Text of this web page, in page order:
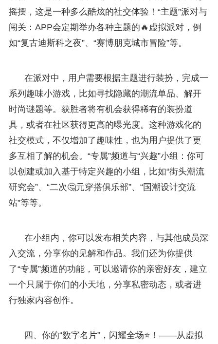
摇摆，这是一种多么酷炫的社交体验！“主题”派对与
闯关：APP会定期举办各种主题的🔥虚拟派对，例
如“复古迪斯科之夜”、“赛博朋克城市冒险”等。
在派对中，用户需要根据主题进行装扮，完成一
系列趣味小游戏，比如寻找隐藏的潮流单品、解开
时尚谜题等。获胜者将有机会获得稀有的装扮道
具，或者在社区获得更高的曝光度。这种游戏化的
社交模式，不仅增加了趣味性，也为用户提供了更
多互相了解的机会。“专属”频道与“兴趣”小组：你可
以创建或加入基于特定兴趣的小组，比如“街头潮流
研究会”、“二次🤔元穿搭俱乐部”、“国潮设计交流
站”等等。
在小组内，你可以发布相关内容，与其他成员深
入交流，分享你的见解和作品。我们还为你提供
了“专属”频道的功能，可以邀请你的亲密好友，建立
一个只属于你们的小天地，分享私密动态，或者进
行独家内容创作。
四、你的“数字名片”，闪耀全场⭐！——从虚拟